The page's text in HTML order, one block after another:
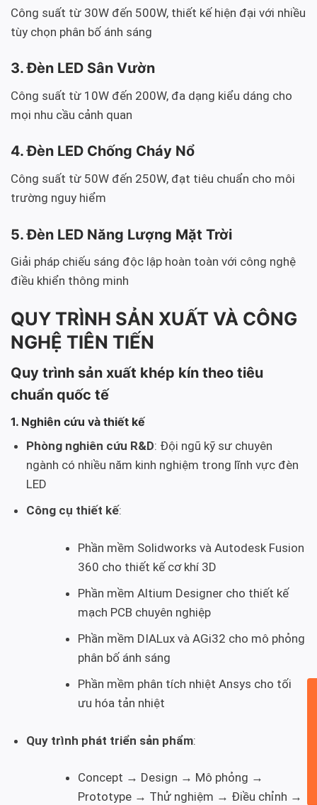
Công suất từ 30W đến 500W, thiết kế hiện đại với nhiều
tùy chọn phân bố ánh sáng
3. Đèn LED Sân Vườn
Công suất từ 10W đến 200W, đa dạng kiểu dáng cho
mọi nhu cầu cảnh quan
4. Đèn LED Chống Cháy Nổ
Công suất từ 50W đến 250W, đạt tiêu chuẩn cho môi
trường nguy hiểm
5. Đèn LED Năng Lượng Mặt Trời
Giải pháp chiếu sáng độc lập hoàn toàn với công nghệ
điều khiển thông minh
QUY TRÌNH SẢN XUẤT VÀ CÔNG
NGHỆ TIÊN TIẾN
Quy trình sản xuất khép kín theo tiêu
chuẩn quốc tế
1. Nghiên cứu và thiết kế
Phòng nghiên cứu R&D: Đội ngũ kỹ sư chuyên
ngành có nhiều năm kinh nghiệm trong lĩnh vực đèn
LED
Công cụ thiết kế:
Phần mềm Solidworks và Autodesk Fusion
360 cho thiết kế cơ khí 3D
Phần mềm Altium Designer cho thiết kế
mạch PCB chuyên nghiệp
Phần mềm DIALux và AGi32 cho mô phỏng
phân bố ánh sáng
Phần mềm phân tích nhiệt Ansys cho tối
ưu hóa tản nhiệt
Quy trình phát triển sản phẩm:
Concept → Design → Mô phỏng →
Prototype → Thử nghiệm → Điều chỉnh →